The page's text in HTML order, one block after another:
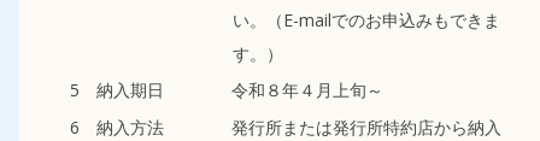
い。（E-mailでのお申込みもできま
す。）
5 納入期日 令和８年４月上旬～
6 納入方法 発行所または発行所特約店から納入